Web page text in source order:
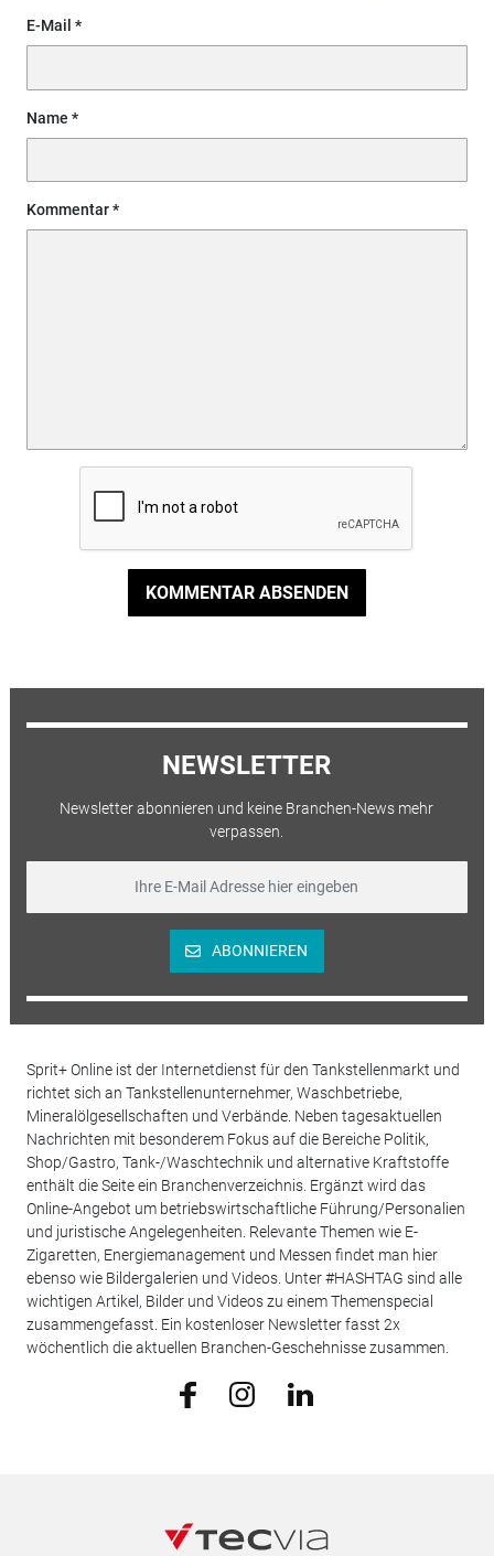
E-Mail
Name
Kommentar
KOMMENTAR ABSENDEN
NEWSLETTER
Newsletter abonnieren und keine Branchen-News mehr
verpassen.
ABONNIEREN
Sprit+ Online ist der Internetdienst für den Tankstellenmarkt und
richtet sich an Tankstellenunternehmer, Waschbetriebe,
Mineralölgesellschaften und Verbände. Neben tagesaktuellen
Nachrichten mit besonderem Fokus auf die Bereiche Politik,
Shop/Gastro, Tank-/Waschtechnik und alternative Kraftstoffe
enthält die Seite ein Branchenverzeichnis. Ergänzt wird das
Online-Angebot um betriebswirtschaftliche Führung/Personalien
und juristische Angelegenheiten. Relevante Themen wie E-
Zigaretten, Energiemanagement und Messen findet man hier
ebenso wie Bildergalerien und Videos. Unter #HASHTAG sind alle
wichtigen Artikel, Bilder und Videos zu einem Themenspecial
zusammengefasst. Ein kostenloser Newsletter fasst 2x
wöchentlich die aktuellen Branchen-Geschehnisse zusammen.